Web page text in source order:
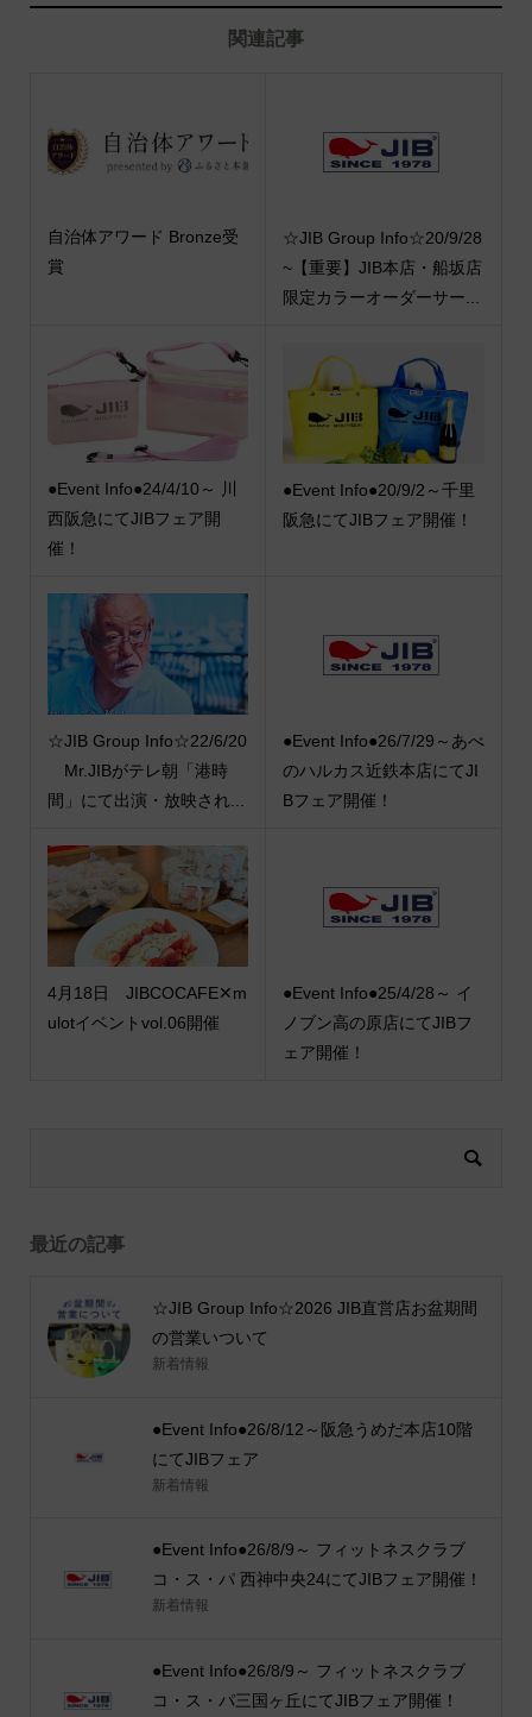
関連記事
自治体アワード Bronze受
賞
☆JIB Group Info☆20/9/28
~【重要】JIB本店・船坂店
限定カラーオーダーサー...
●Event Info●24/4/10～ 川
西阪急にてJIBフェア開
催！
●Event Info●20/9/2～千里
阪急にてJIBフェア開催！
☆JIB Group Info☆22/6/20
Mr.JIBがテレ朝「港時
間」にて出演・放映され...
●Event Info●26/7/29～あべ
のハルカス近鉄本店にてJI
Bフェア開催！
4月18日 JIBCOCAFE✕m
ulotイベントvol.06開催
●Event Info●25/4/28～ イ
ノブン高の原店にてJIBフ
ェア開催！
最近の記事
☆JIB Group Info☆2026 JIB直営店お盆期間
の営業いついて
新着情報
●Event Info●26/8/12～阪急うめだ本店10階
にてJIBフェア
新着情報
●Event Info●26/8/9～ フィットネスクラブ
コ・ス・パ 西神中央24にてJIBフェア開催！
新着情報
●Event Info●26/8/9～ フィットネスクラブ
コ・ス・パ三国ヶ丘にてJIBフェア開催！